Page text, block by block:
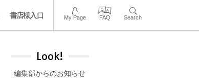
書店様入口 My Page FAQ Search
Look!
編集部からのお知らせ